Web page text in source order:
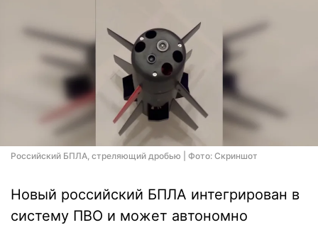
Российский БПЛА, стреляющий дробью | Фото: Скриншот
Новый российский БПЛА интегрирован в
систему ПВО и может автономно